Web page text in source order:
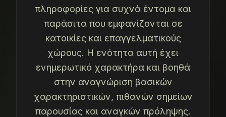
πληροφορίες για συχνά έντομα και
παράσιτα που εμφανίζονται σε
κατοικίες και επαγγελματικούς
χώρους. Η ενότητα αυτή έχει
ενημερωτικό χαρακτήρα και βοηθά
στην αναγνώριση βασικών
χαρακτηριστικών, πιθανών σημείων
παρουσίας και αναγκών πρόληψης.